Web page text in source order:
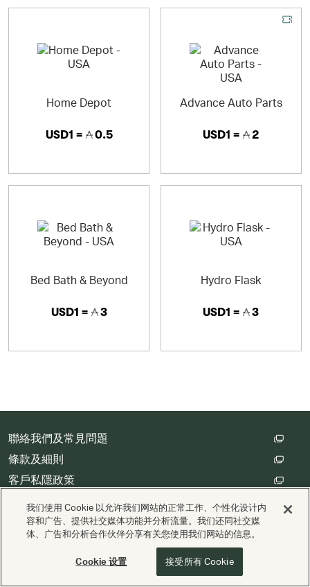
Home Depot
USD1 = 0.5
Advance Auto Parts
USD1 = 2
Bed Bath & Beyond
USD1 = 3
Hydro Flask
USD1 = 3
聯絡我們及常見問題
條款及細則
客戶私隱政策
數碼存根設定
版權 © Cathay Pacific Airways Limited 國泰航空有限公司
Valuedynamx支援
我们使用 Cookie 以允许我们网站的正常工作、个性化设计内
容和广告、提供社交媒体功能并分析流量。我们还同社交媒
体、广告和分析合作伙伴分享有关您使用我们网站的信息。
Cookie 设置 接受所有 Cookie